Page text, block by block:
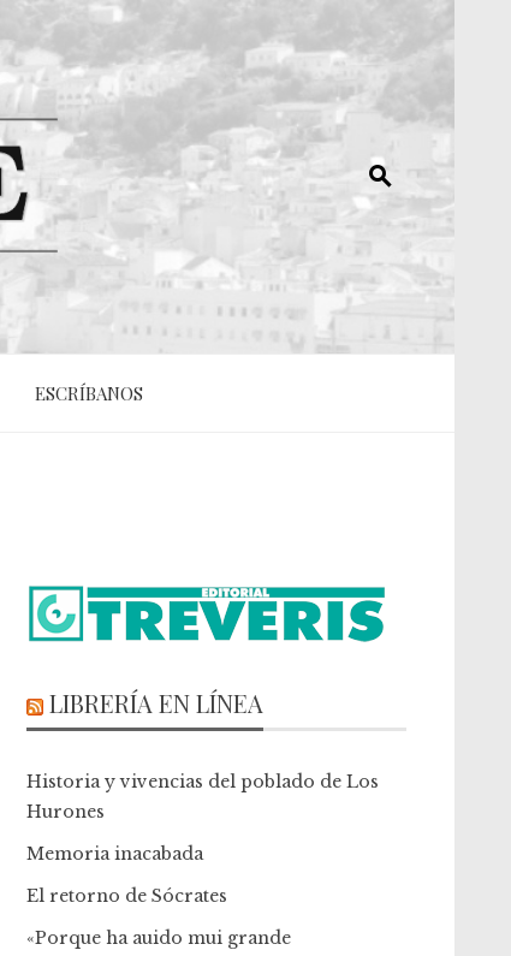
ESCRÍBANOS
LIBRERÍA EN LÍNEA
Historia y vivencias del poblado de Los
Hurones
Memoria inacabada
El retorno de Sócrates
«Porque ha auido mui grande